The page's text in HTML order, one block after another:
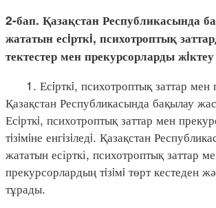
2-бап. Қазақстан Республикасында
жататын есiрткi, психотроптық
тектестер мен прекурсорларды жiктеу
1. Есiрткi, психотроптық заттар мен
Қазақстан Республикасында бақылау
Есiрткi, психотроптық заттар мен
тiзiмiне енгiзiледi. Қазақстан
жататын есірткі, психотроптық заттар
прекурсорлардың тiзiмi төрт кестеден
тұрады.